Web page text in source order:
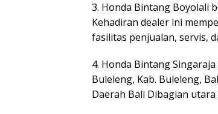
3. Honda Bintang Boyolali
Kehadiran dealer ini
fasilitas penjualan, servis,
4. Honda Bintang Singaraja
Buleleng, Kab. Buleleng,
Daerah Bali Dibagian